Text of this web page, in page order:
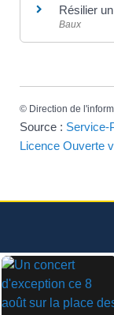
Résilier
Baux
© Direction de
Source : Service-
Licence Ouverte